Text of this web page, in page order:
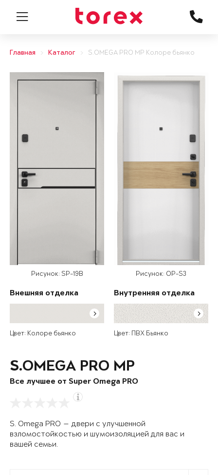
Главная Каталог S.OMEGA PRO MP Колоре бьянко
Рисунок: SP-19B
Внешняя отделка
Цвет: Колоре бьянко
Рисунок: OP-S3
Внутренняя отделка
Цвет: ПВХ Бьянко
S.OMEGA PRO MP
Все лучшее от Super Omega PRO
S. Omega PRO — двери с улучшенной
взломостойкостью и шумоизоляцией для вас и
вашей семьи.